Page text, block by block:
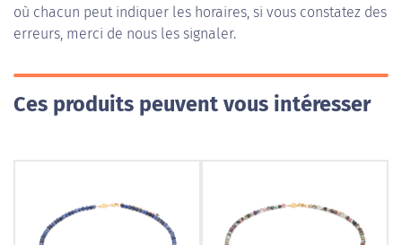
où chacun peut indiquer les horaires, si vous constatez des
erreurs, merci de nous les signaler.
Ces produits peuvent vous intéresser